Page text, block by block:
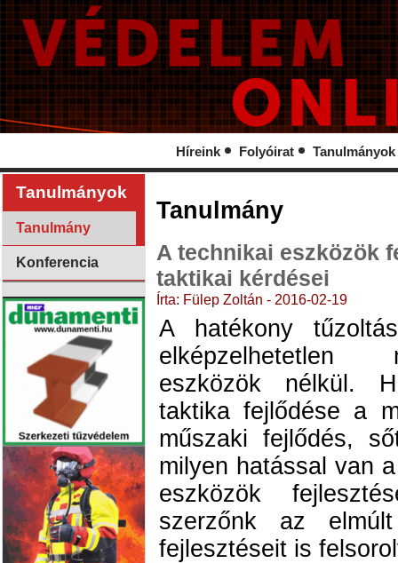
Híreink Folyóirat Tanulmányok
Tanulmányok
Tanulmány
Konferencia
Tanulmány
A technikai eszközök
taktikai kérdései
Írta: Fülep Zoltán - 2016-02-19
A hatékony
elképzelhetetlen
eszközök nélkül.
taktika fejlődése a
műszaki fejlődés,
milyen hatással van
eszközök
szerzőnk az
fejlesztéseit is